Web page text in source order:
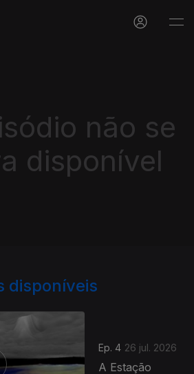
não se
disponível
disponíveis
Ep. 4 26 jul. 2026
A Estação